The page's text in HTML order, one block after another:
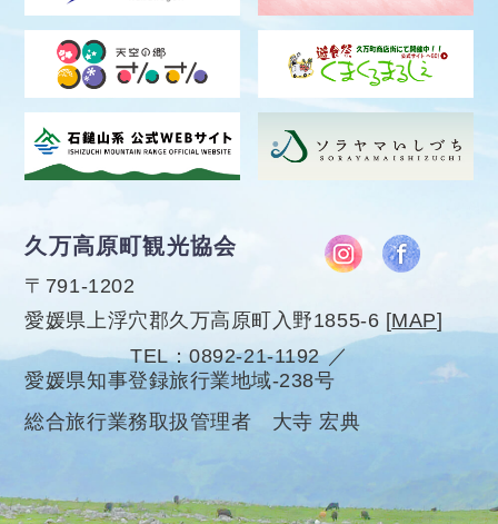
久万高原町観光協会
〒791-1202
愛媛県上浮穴郡久万高原町入野1855-6 [MAP]
TEL
0892-21-1192
愛媛県知事登録旅行業地域-238号
総合旅行業務取扱管理者 大寺 宏典